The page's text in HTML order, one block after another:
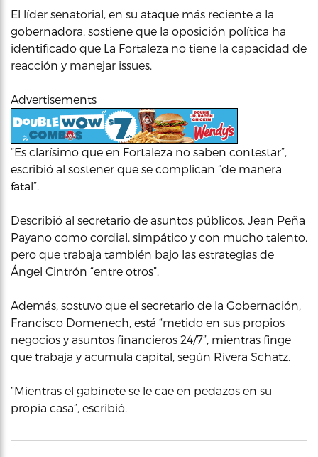
El líder senatorial, en su ataque más reciente a la
gobernadora, sostiene que la oposición política ha
identificado que La Fortaleza no tiene la capacidad de
reacción y manejar issues.
Advertisements
“Es clarísimo que en Fortaleza no saben contestar”,
escribió al sostener que se complican “de manera
fatal”.
Describió al secretario de asuntos públicos, Jean Peña
Payano como cordial, simpático y con mucho talento,
pero que trabaja también bajo las estrategias de
Ángel Cintrón “entre otros”.
Además, sostuvo que el secretario de la Gobernación,
Francisco Domenech, está “metido en sus propios
negocios y asuntos financieros 24/7”, mientras finge
que trabaja y acumula capital, según Rivera Schatz.
“Mientras el gabinete se le cae en pedazos en su
propia casa”, escribió.